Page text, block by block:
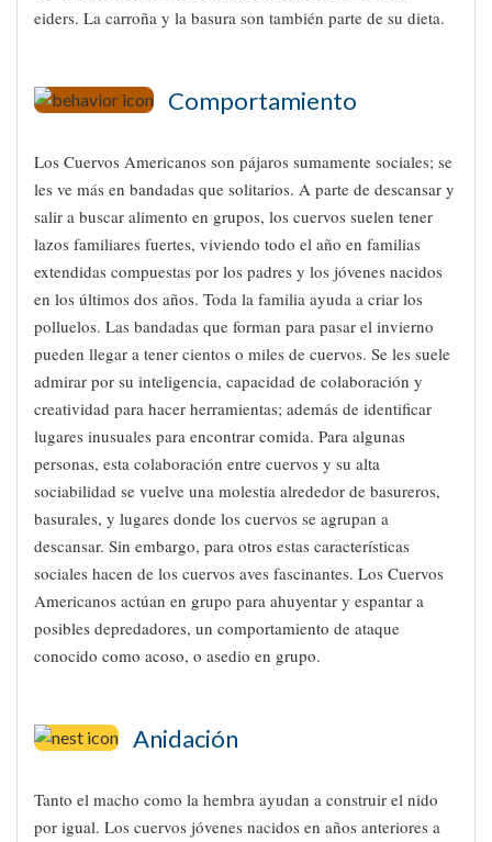
eiders. La carroña y la basura son también parte de su dieta.
Comportamiento
Los Cuervos Americanos son pájaros sumamente sociales; se
les ve más en bandadas que solitarios. A parte de descansar y
salir a buscar alimento en grupos, los cuervos suelen tener
lazos familiares fuertes, viviendo todo el año en familias
extendidas compuestas por los padres y los jóvenes nacidos
en los últimos dos años. Toda la familia ayuda a criar los
polluelos. Las bandadas que forman para pasar el invierno
pueden llegar a tener cientos o miles de cuervos. Se les suele
admirar por su inteligencia, capacidad de colaboración y
creatividad para hacer herramientas; además de identificar
lugares inusuales para encontrar comida. Para algunas
personas, esta colaboración entre cuervos y su alta
sociabilidad se vuelve una molestia alrededor de basureros,
basurales, y lugares donde los cuervos se agrupan a
descansar. Sin embargo, para otros estas características
sociales hacen de los cuervos aves fascinantes. Los Cuervos
Americanos actúan en grupo para ahuyentar y espantar a
posibles depredadores, un comportamiento de ataque
conocido como acoso, o asedio en grupo.
Anidación
Tanto el macho como la hembra ayudan a construir el nido
por igual. Los cuervos jóvenes nacidos en años anteriores a